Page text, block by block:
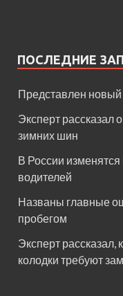
ПОСЛЕДНИЕ
Представлен новый
Эксперт рассказал
зимних шин
В России
водителей
Названы главные
пробегом
Эксперт рассказал,
колодки требуют